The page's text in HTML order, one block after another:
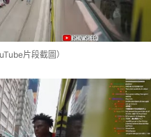
片段截圖）